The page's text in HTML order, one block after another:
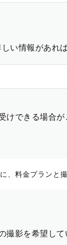
い情報があれ
けできる場合が
、料金プランと
撮影を希望し